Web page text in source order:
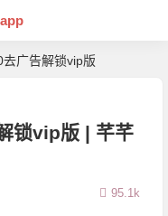
广告解锁vip版
锁vip版 | 芊芊
95.1k